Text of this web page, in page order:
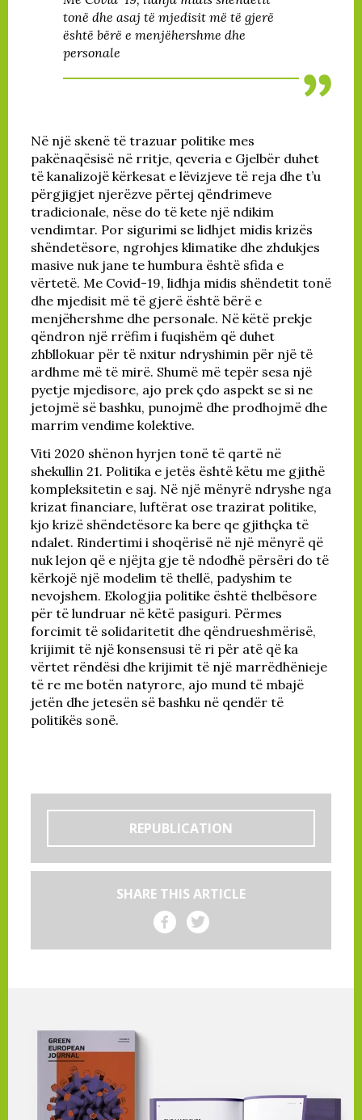
tonë dhe asaj të mjedisit më të gjerë
është bërë e menjëhershme dhe
personale
Në një skenë të trazuar politike mes
pakënaqësisë në rritje, qeveria e Gjelbër duhet
të kanalizojë kërkesat e lëvizjeve të reja dhe t’u
përgjigjet njerëzve përtej qëndrimeve
tradicionale, nëse do të kete një ndikim
vendimtar. Por sigurimi se lidhjet midis krizës
shëndetësore, ngrohjes klimatike dhe zhdukjes
masive nuk jane te humbura është sfida e
vërtetë. Me Covid-19, lidhja midis shëndetit tonë
dhe mjedisit më të gjerë është bërë e
menjëhershme dhe personale. Në këtë prekje
qëndron një rrëfim i fuqishëm që duhet
zhbllokuar për të nxitur ndryshimin për një të
ardhme më të mirë. Shumë më tepër sesa një
pyetje mjedisore, ajo prek çdo aspekt se si ne
jetojmë së bashku, punojmë dhe prodhojmë dhe
marrim vendime kolektive.
Viti 2020 shënon hyrjen tonë të qartë në
shekullin 21. Politika e jetës është këtu me gjithë
kompleksitetin e saj. Në një mënyrë ndryshe nga
krizat financiare, luftërat ose trazirat politike,
kjo krizë shëndetësore ka bere qe gjithçka të
ndalet. Rindertimi i shoqërisë në një mënyrë që
nuk lejon që e njëjta gje të ndodhë përsëri do të
kërkojë një modelim të thellë, padyshim te
nevojshem. Ekologjia politike është thelbësore
për të lundruar në këtë pasiguri. Përmes
forcimit të solidaritetit dhe qëndrueshmërisë,
krijimit të një konsensusi të ri për atë që ka
vërtet rëndësi dhe krijimit të një marrëdhënieje
të re me botën natyrore, ajo mund të mbajë
jetën dhe jetesën së bashku në qendër të
politikës sonë.
REPUBLICATION
SHARE THIS ARTICLE
Share on Facebook
Share on Twitter